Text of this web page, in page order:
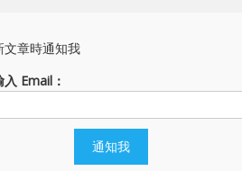
文章時通知我
入 Email：